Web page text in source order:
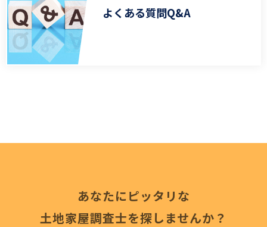
よくある質問Q&A
あなたにピッタリな
土地家屋調査士を探しませんか？